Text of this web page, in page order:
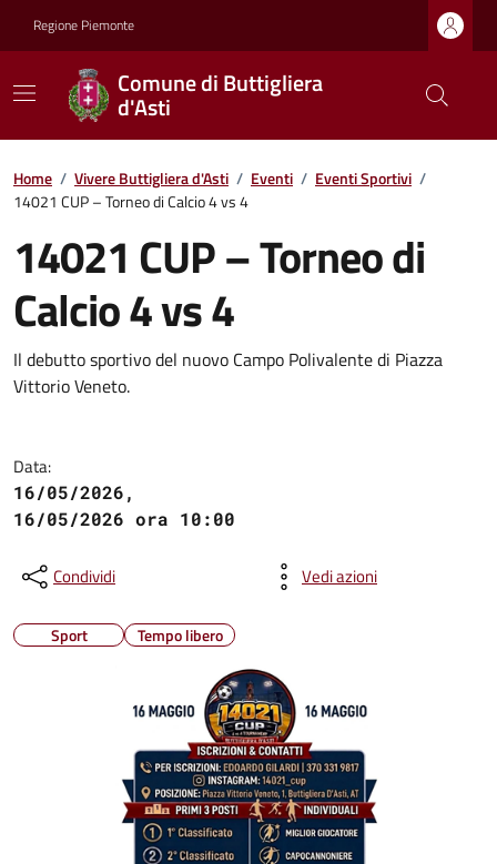
Regione Piemonte
Comune di Buttigliera
d'Asti
Home / Vivere Buttigliera d'Asti / Eventi / Eventi Sportivi /
14021 CUP – Torneo di Calcio 4 vs 4
14021 CUP – Torneo di
Calcio 4 vs 4
Il debutto sportivo del nuovo Campo Polivalente di Piazza
Vittorio Veneto.
Data:
16/05/2026,
16/05/2026 ora 10:00
Condividi Vedi azioni
Sport Tempo libero